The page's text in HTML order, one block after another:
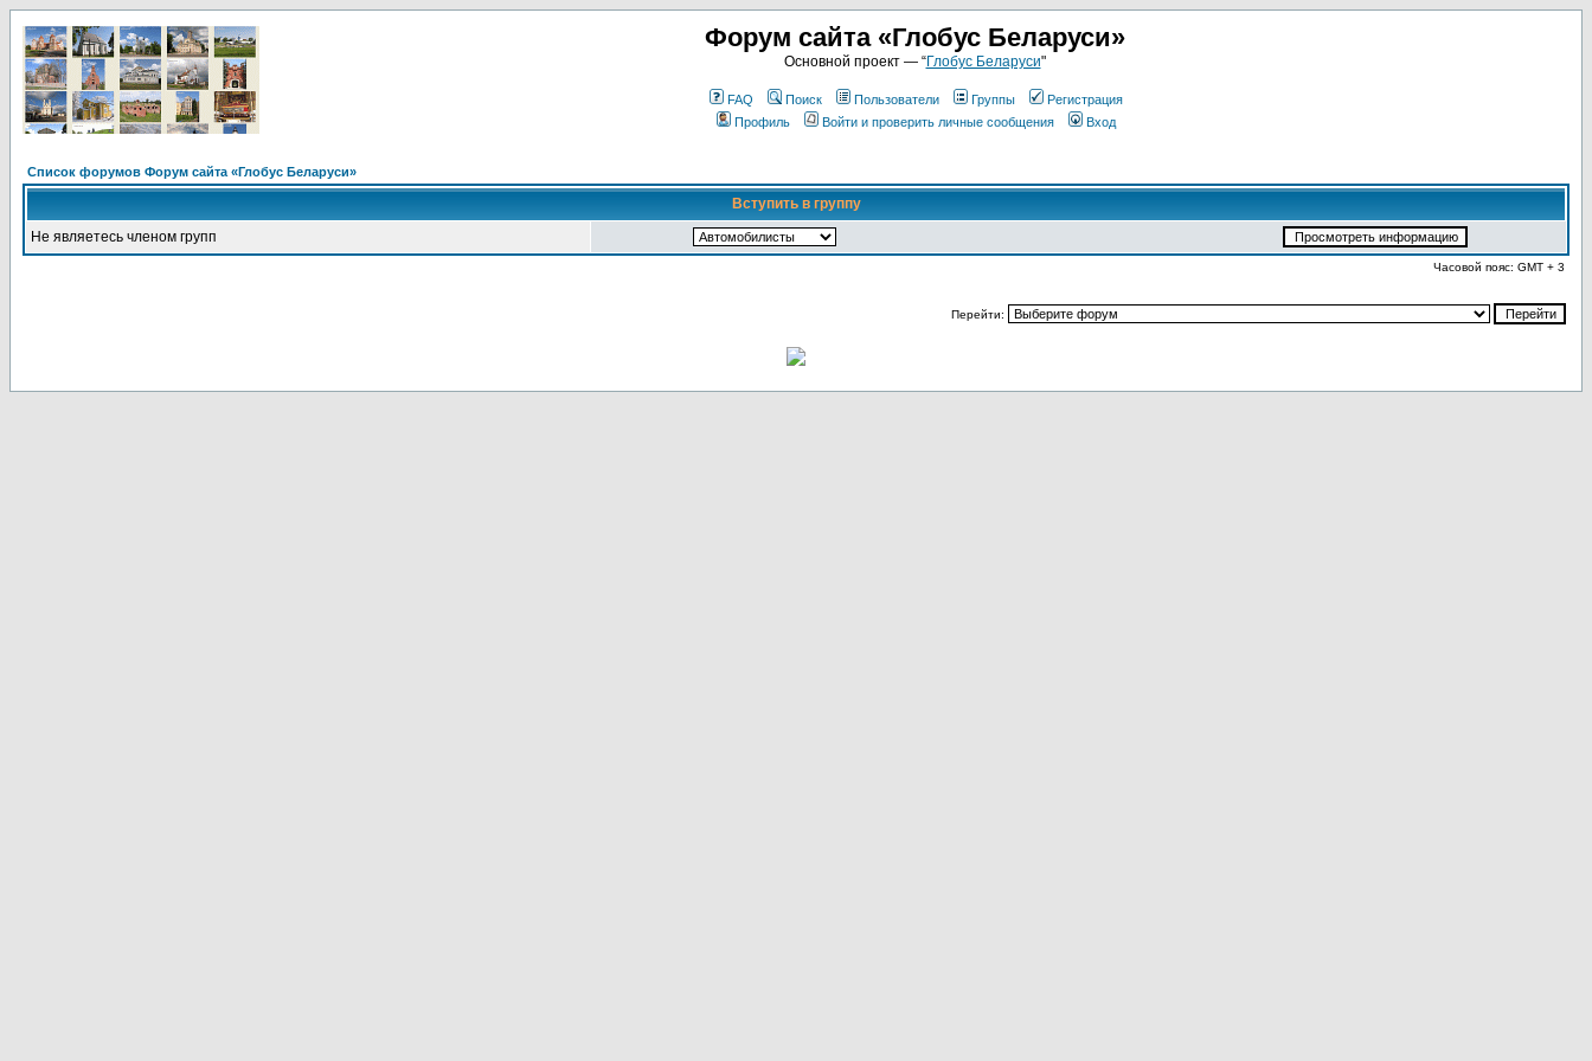
Форум сайта «Глобус Беларуси»
Основной проект — “Глобус Беларуси"
FAQ Поиск Пользователи Группы
Регистрация
Профиль
Войти и проверить личные сообщения Вход
Список форумов Форум сайта «Глобус Беларуси»
Вступить в группу
Не являетесь членом групп
Часовой пояс: GMT + 3
Перейти: